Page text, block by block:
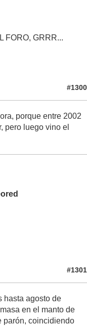
FORO, GRRR...
#1300
porque entre 2002
pero luego vino el
#1301
hasta agosto de
en el manto de
parón, coincidiendo